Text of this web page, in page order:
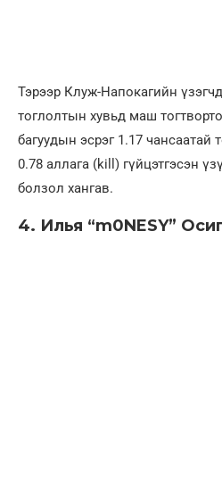
Тэрээр Клуж-Напокагийн
тоглолтын хувьд маш
багуудын эсрэг 1.17 чансаатай
0.78 аллага (kill) гүйцэтгэсэн
болзол хангав.
4. Илья “m0NESY”